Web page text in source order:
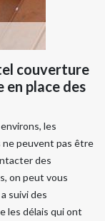
couverture
en place des
les
peuvent pas être
des
on peut vous
suivi des
les délais qui ont